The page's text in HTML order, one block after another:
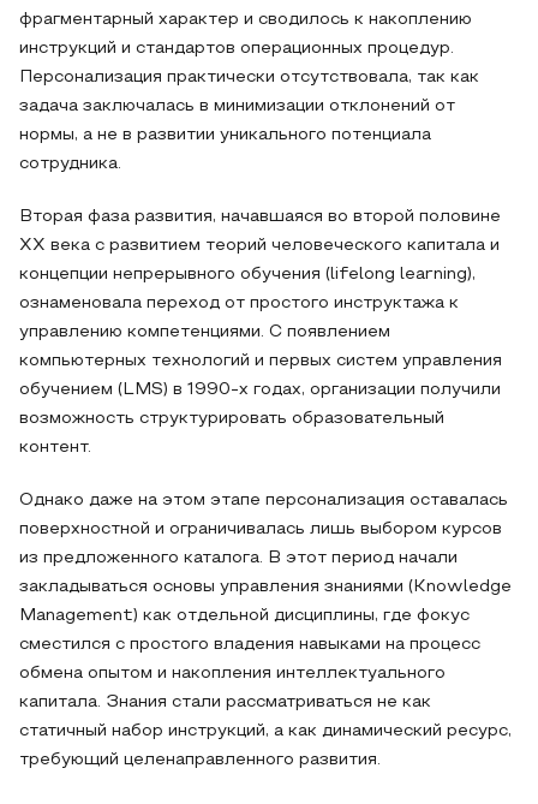
фрагментарный характер и сводилось к накоплению
инструкций и стандартов операционных процедур.
Персонализация практически отсутствовала, так как
задача заключалась в минимизации отклонений от
нормы, а не в развитии уникального потенциала
сотрудника.
Вторая фаза развития, начавшаяся во второй половине
XX века с развитием теорий человеческого капитала и
концепции непрерывного обучения (lifelong learning),
ознаменовала переход от простого инструктажа к
управлению компетенциями. С появлением
компьютерных технологий и первых систем управления
обучением (LMS) в 1990-х годах, организации получили
возможность структурировать образовательный
контент.
Однако даже на этом этапе персонализация оставалась
поверхностной и ограничивалась лишь выбором курсов
из предложенного каталога. В этот период начали
закладываться основы управления знаниями (Knowledge
Management) как отдельной дисциплины, где фокус
сместился с простого владения навыками на процесс
обмена опытом и накопления интеллектуального
капитала. Знания стали рассматриваться не как
статичный набор инструкций, а как динамический ресурс,
требующий целенаправленного развития.